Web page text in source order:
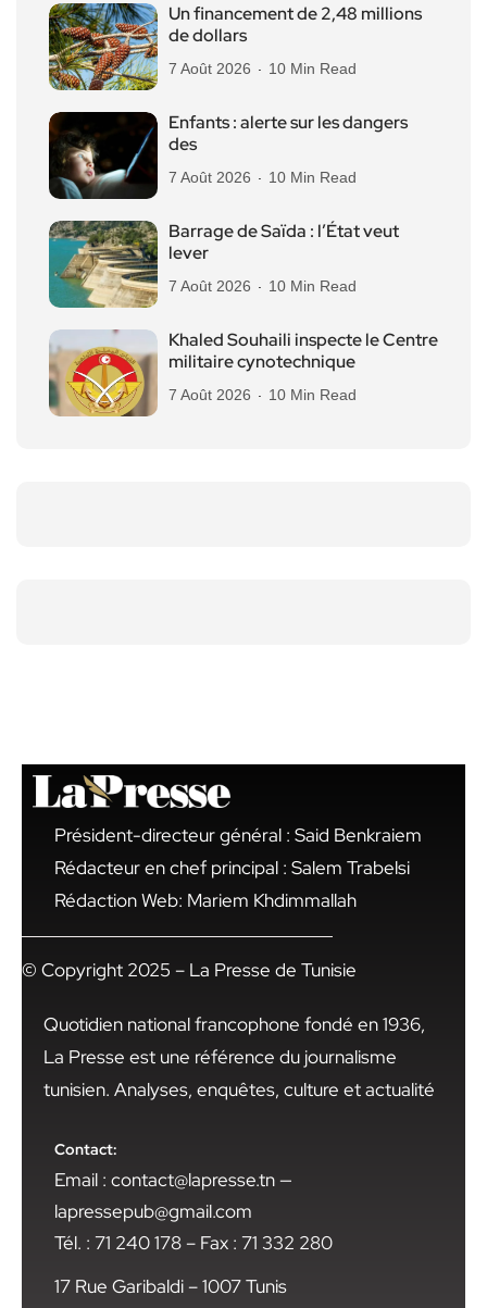
Un financement de 2,48 millions
de dollars
7 Août 2026 10 Min Read
Enfants : alerte sur les dangers
des
7 Août 2026 10 Min Read
Barrage de Saïda : l’État veut
lever
7 Août 2026 10 Min Read
Khaled Souhaili inspecte le Centre
militaire cynotechnique
7 Août 2026 10 Min Read
Président-directeur général : Said Benkraiem
Rédacteur en chef principal : Salem Trabelsi
Rédaction Web: Mariem Khdimmallah
© Copyright 2025 – La Presse de Tunisie
Quotidien national francophone fondé en 1936,
La Presse est une référence du journalisme
tunisien. Analyses, enquêtes, culture et actualité
Contact:
Email : contact@lapresse.tn —
lapressepub@gmail.com
Tél. : 71 240 178 – Fax : 71 332 280
17 Rue Garibaldi – 1007 Tunis